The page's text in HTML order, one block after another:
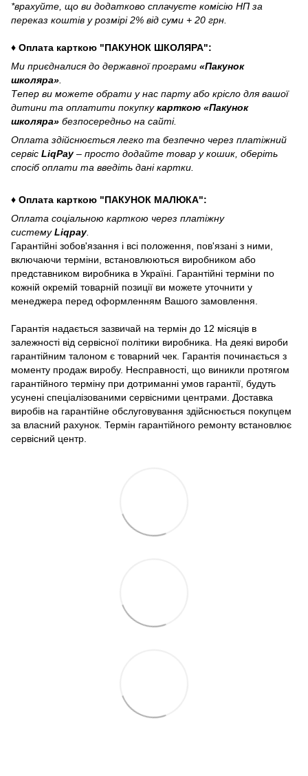
*врахуйте, що ви додатково сплачуєте комісію НП за
переказ коштів у розмірі 2% від суми + 20 грн.
♦ Оплата карткою "ПАКУНОК ШКОЛЯРА":
Ми приєдналися до державної програми «Пакунок
школяра».
Тепер ви можете обрати у нас парту або крісло для вашої
дитини та оплатити покупкукарткою «Пакунок
школяра» безпосередньо на сайті.
Оплата здійснюється легко та безпечно через платіжний
сервіс LiqPay– просто додайте товар у кошик, оберіть
спосіб оплати та введіть дані картки.
♦ Оплата карткою "ПАКУНОК МАЛЮКА":
Оплата соціальною карткою через платіжну
системуLiqpay.
Гарантійні зобов'язання і всі положення, пов'язані з ними,
включаючи терміни, встановлюються виробником або
представником виробника в Україні. Гарантійні терміни по
кожній окремій товарній позиції ви можете уточнити у
менеджера перед оформленням Вашого замовлення.
Гарантія надається зазвичай на термін до 12 місяців в
залежності від сервісної політики виробника. На деякі вироби
гарантійним талоном є товарний чек. Гарантія починається з
моменту продаж виробу. Несправності, що виникли протягом
гарантійного терміну при дотриманні умов гарантії, будуть
усунені спеціалізованими сервісними центрами. Доставка
виробів на гарантійне обслуговування здійснюється покупцем
за власний рахунок. Термін гарантійного ремонту встановлює
сервісний центр.